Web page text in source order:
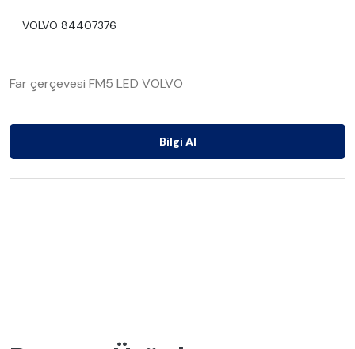
VOLVO 84407376
Far çerçevesi FM5 LED VOLVO
Bilgi Al